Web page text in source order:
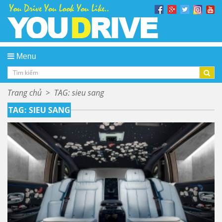
Menu
Trang chủ > TAG: sieu sang
TAG: SIEU SANG